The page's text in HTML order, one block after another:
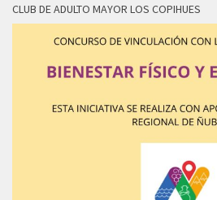
CLUB DE ADULTO MAYOR LOS COPIHUES